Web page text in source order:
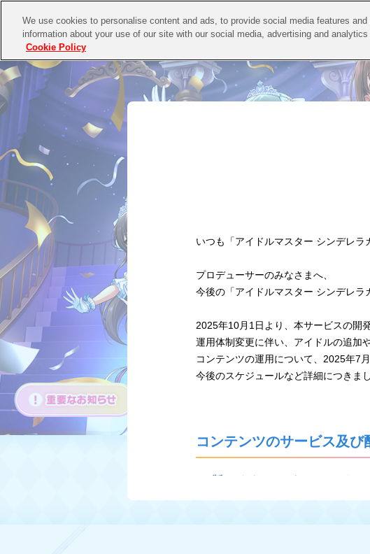
いつも「アイドルマスター シンデレラ
プロデューサーのみなさまへ、
今後の「アイドルマスター シンデレラ
2025年10月1日より、本サービスの開
運用体制変更に伴い、アイドルの追加
コンテンツの運用について、2025年7
今後のスケジュールなど詳細につきま
コンテンツのサービス及び
We use cookies to personalise content and ads, to provide social media features
information about your use of our site with our social media, advertising and analytics
Cookie Policy